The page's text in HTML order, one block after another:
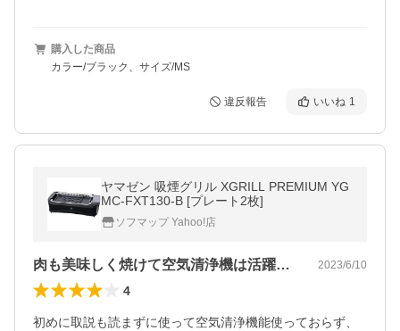
購入した商品
カラー/ブラック、サイズ/MS
違反報告 いいね 1
ヤマゼン 吸煙グリル XGRILL PREMIUM YG
MC-FXT130-B [プレート2枚]
ソフマップ Yahoo!店
肉も美味しく焼けて空気清浄機は活躍します 2023/6/10
4
初めに取説も読まずに使って空気清浄機能使っておらず、